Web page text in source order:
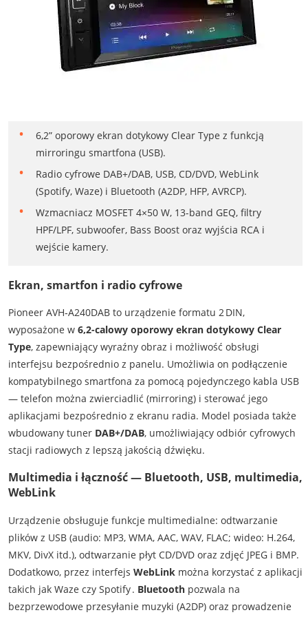
6,2” oporowy ekran dotykowy Clear Type z funkcją
mirroringu smartfona (USB).
Radio cyfrowe DAB+/DAB, USB, CD/DVD, WebLink
(Spotify, Waze) i Bluetooth (A2DP, HFP, AVRCP).
Wzmacniacz MOSFET 4×50 W, 13-band GEQ, filtry
HPF/LPF, subwoofer, Bass Boost oraz wyjścia RCA i
wejście kamery.
Ekran, smartfon i radio cyfrowe
Pioneer AVH‑A240DAB to urządzenie formatu 2 DIN,
wyposażone w 6,2-calowy oporowy ekran dotykowy Clear
Type, zapewniający wyraźny obraz i możliwość obsługi
interfejsu bezpośrednio z panelu. Umożliwia on podłączenie
kompatybilnego smartfona za pomocą pojedynczego kabla USB
— telefon można zwierciadlić (mirroring) i sterować jego
aplikacjami bezpośrednio z ekranu radia. Model posiada także
wbudowany tuner DAB+/DAB, umożliwiający odbiór cyfrowych
stacji radiowych z lepszą jakością dźwięku.
Multimedia i łączność — Bluetooth, USB, multimedia,
WebLink
Urządzenie obsługuje funkcje multimedialne: odtwarzanie
plików z USB (audio: MP3, WMA, AAC, WAV, FLAC; wideo: H.264,
MKV, DivX itd.), odtwarzanie płyt CD/DVD oraz zdjęć JPEG i BMP.
Dodatkowo, przez interfejs WebLinkmożna korzystać z aplikacji
takich jak Waze czy Spotify . Bluetoothpozwala na
bezprzewodowe przesyłanie muzyki (A2DP) oraz prowadzenie